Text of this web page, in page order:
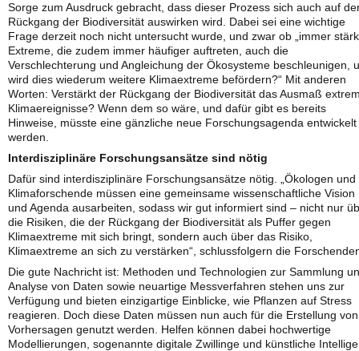
Sorge zum Ausdruck gebracht, dass dieser Prozess sich auch auf
Rückgang der Biodiversität auswirken wird. Dabei sei eine wichtige
Frage derzeit noch nicht untersucht wurde, und zwar ob „immer
Extreme, die zudem immer häufiger auftreten, auch die
Verschlechterung und Angleichung der Ökosysteme beschleunigen,
wird dies wiederum weitere Klimaextreme befördern?“ Mit anderen
Worten: Verstärkt der Rückgang der Biodiversität das Ausmaß
Klimaereignisse? Wenn dem so wäre, und dafür gibt es bereits
Hinweise, müsste eine gänzliche neue Forschungsagenda entwickelt
werden.
Interdisziplinäre Forschungsansätze sind nötig
Dafür sind interdisziplinäre Forschungsansätze nötig. „Ökologen und
Klimaforschende müssen eine gemeinsame wissenschaftliche Vision
und Agenda ausarbeiten, sodass wir gut informiert sind – nicht nur
die Risiken, die der Rückgang der Biodiversität als Puffer gegen
Klimaextreme mit sich bringt, sondern auch über das Risiko,
Klimaextreme an sich zu verstärken“, schlussfolgern die
Die gute Nachricht ist: Methoden und Technologien zur Sammlung
Analyse von Daten sowie neuartige Messverfahren stehen uns zur
Verfügung und bieten einzigartige Einblicke, wie Pflanzen auf Stress
reagieren. Doch diese Daten müssen nun auch für die Erstellung von
Vorhersagen genutzt werden. Helfen können dabei hochwertige
Modellierungen, sogenannte digitale Zwillinge und künstliche